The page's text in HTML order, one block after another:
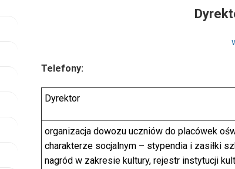
Telefony:
Dyrektor
organizacja dowozu uczniów do placówek
charakterze socjalnym – stypendia i zasiłki
nagród w zakresie kultury, rejestr instytucji